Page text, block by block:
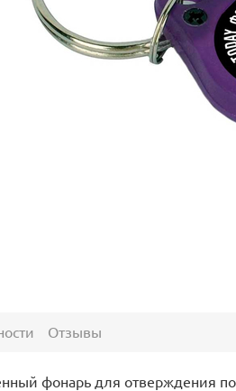
Отзывы
фонарь для отверждения